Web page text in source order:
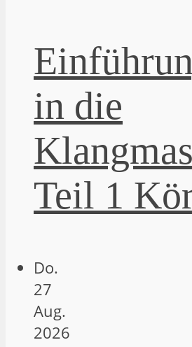
in die
Teil 1
Do.
27
Aug.
2026